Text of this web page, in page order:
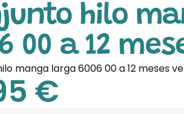
hilo
00 a 12
manga larga 6006 00 a 12 meses
€